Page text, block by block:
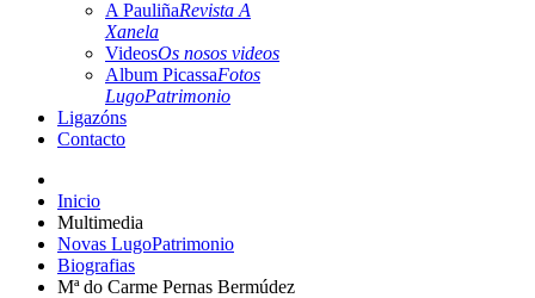
A PauliñaRevista A
Xanela
VideosOs nosos videos
Album PicassaFotos
LugoPatrimonio
Ligazóns
Contacto
Inicio
Multimedia
Novas LugoPatrimonio
Biografias
Mª do Carme Pernas Bermúdez